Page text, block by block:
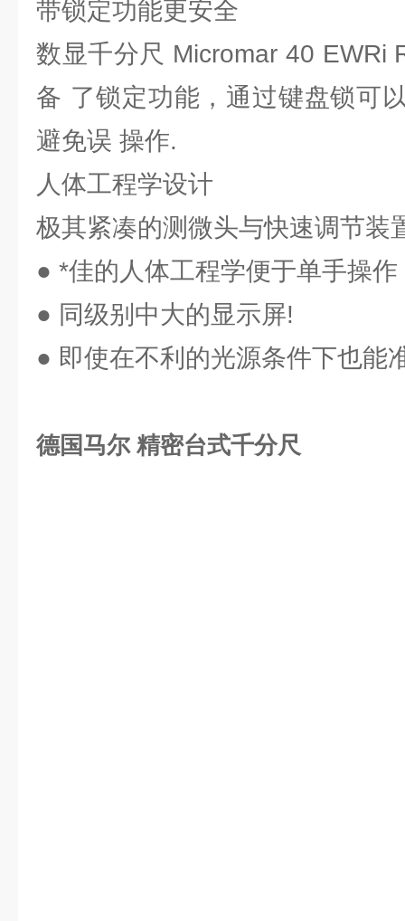
带锁定功能更安全
数显千分尺 Micromar 40 EWRi
备 了锁定功能，通过键盘锁可
避免误 操作.
人体工程学设计
极其紧凑的测微头与快速调节装
● *佳的人体工程学便于单手操作
● 同级别中大的显示屏!
● 即使在不利的光源条件下也能
德国马尔 精密台式千分尺